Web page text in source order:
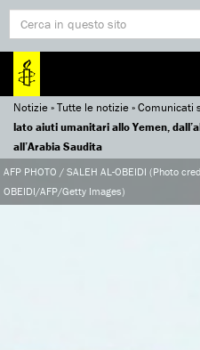
Notizie»Tutte le notizie»Comunicati
lato aiuti umanitari allo Yemen,
all’Arabia Saudita
AFP PHOTO / SALEH AL-OBEIDI (Photo
OBEIDI/AFP/Getty Images)